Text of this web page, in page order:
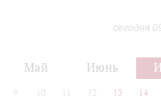
сегодня
Май Июнь
9 10 12 13 14